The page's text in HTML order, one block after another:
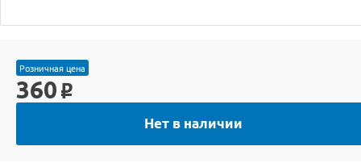
Розничная цена
360 o
Нет в наличии